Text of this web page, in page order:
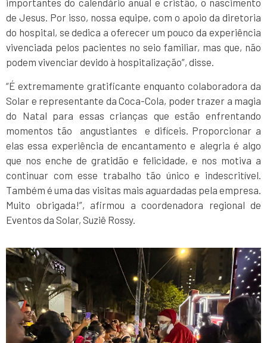
importantes do calendário anual e cristão, o nascimento
de Jesus. Por isso, nossa equipe, com o apoio da diretoria
do hospital, se dedica a oferecer um pouco da experiência
vivenciada pelos pacientes no seio familiar, mas que, não
podem vivenciar devido à hospitalização”, disse.
“É extremamente gratificante enquanto colaboradora da
Solar e representante da Coca-Cola, poder trazer a magia
do Natal para essas crianças que estão enfrentando
momentos tão angustiantes e difíceis. Proporcionar a
elas essa experiência de encantamento e alegria é algo
que nos enche de gratidão e felicidade, e nos motiva a
continuar com esse trabalho tão único e indescritível.
Também é uma das visitas mais aguardadas pela empresa.
Muito obrigada!”, afirmou a coordenadora regional de
Eventos da Solar, Suziê Rossy.